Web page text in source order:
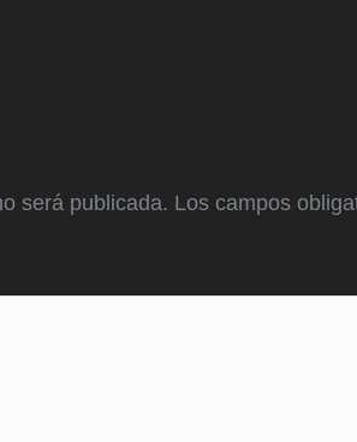
será publicada. Los campos